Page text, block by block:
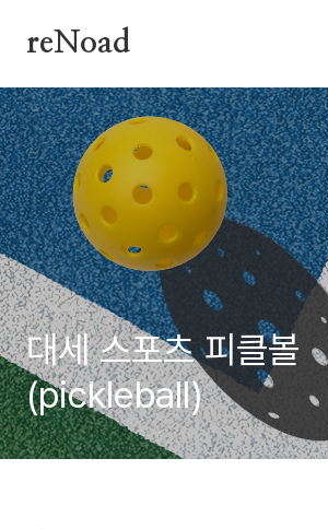
reNoad
대세 스포츠 피클볼
(pickleball)